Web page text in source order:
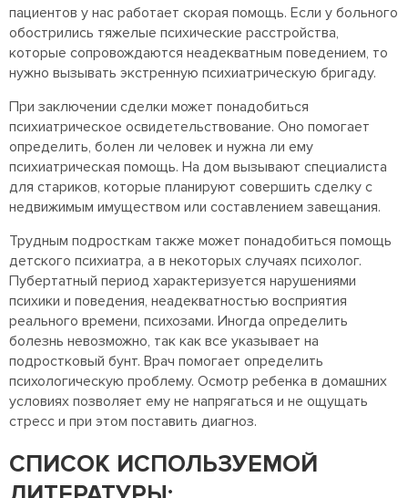
пациентов у нас работает скорая помощь. Если у больного
обострились тяжелые психические расстройства,
которые сопровождаются неадекватным поведением, то
нужно вызывать экстренную психиатрическую бригаду.
При заключении сделки может понадобиться
психиатрическое освидетельствование. Оно помогает
определить, болен ли человек и нужна ли ему
психиатрическая помощь. На дом вызывают специалиста
для стариков, которые планируют совершить сделку с
недвижимым имуществом или составлением завещания.
Трудным подросткам также может понадобиться помощь
детского психиатра, а в некоторых случаях психолог.
Пубертатный период характеризуется нарушениями
психики и поведения, неадекватностью восприятия
реального времени, психозами. Иногда определить
болезнь невозможно, так как все указывает на
подростковый бунт. Врач помогает определить
психологическую проблему. Осмотр ребенка в домашних
условиях позволяет ему не напрягаться и не ощущать
стресс и при этом поставить диагноз.
СПИСОК ИСПОЛЬЗУЕМОЙ